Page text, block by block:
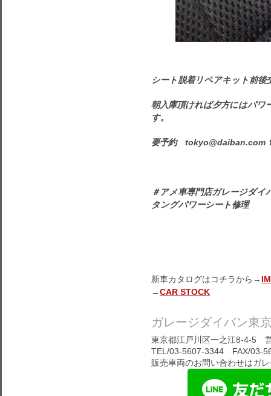
シート脱着リペアキット前
朝入庫頂ければ夕方にはパワ
す。
要予約 tokyo@daiban.com
＃アメ車専門店ガレージダ
タングパワーシート修理
新車カタログはコチラから→
→CAR STOCK
ガレージダイバン東
東京都江戸川区一之江8-4-5
TEL/03-5607-3344 FAX/03-
販売車両のお問い合わせはガ